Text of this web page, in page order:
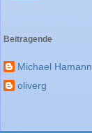
Beitragende
Michael Hamann
oliverg